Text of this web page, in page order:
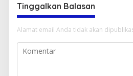
Tinggalkan Balasan
Alamat email Anda tidak akan